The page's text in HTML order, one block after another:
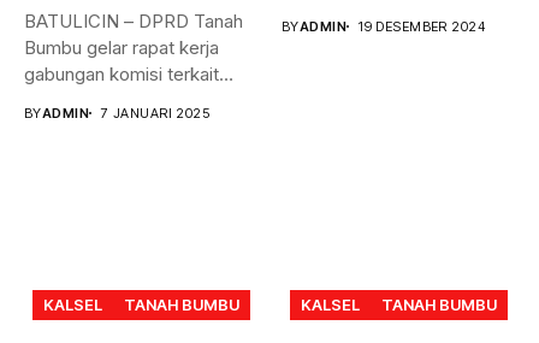
BATULICIN – DPRD Tanah
Bumbu gelar rapat kerja
gabungan komisi terkait
BYADMIN 7 JANUARI 2025
BYADMIN 19 DESEMBER 2024
KALSEL TANAH BUMBU KALSEL TANAH BUMBU